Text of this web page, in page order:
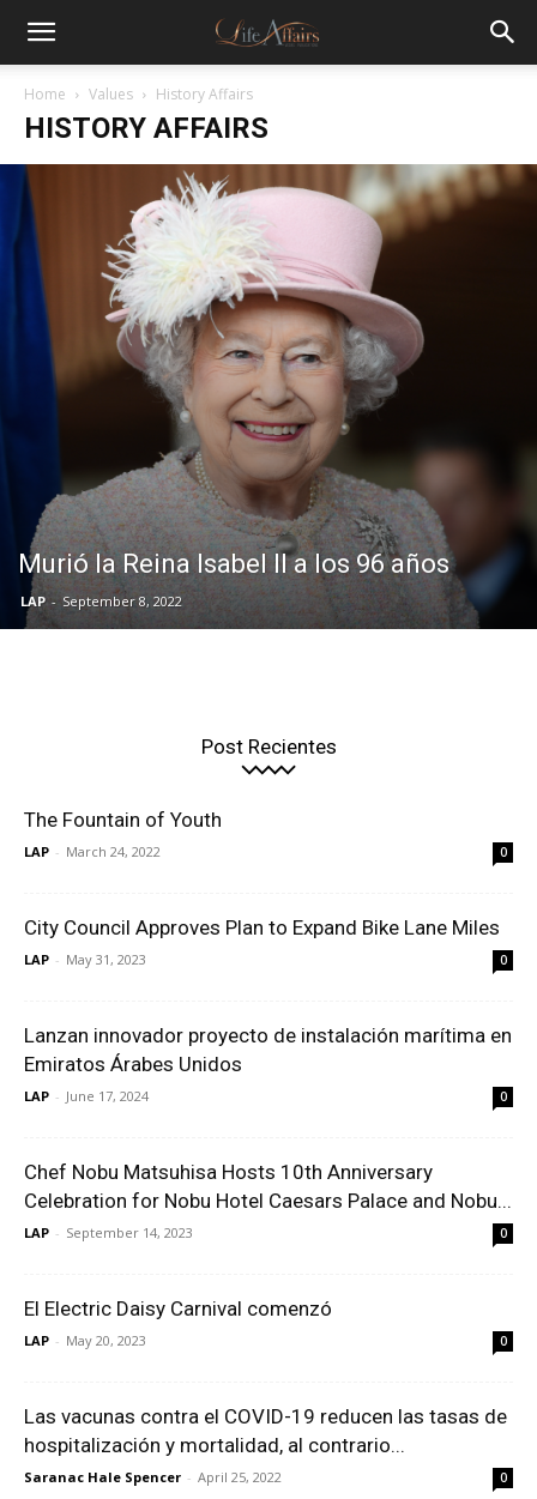
Home Values History Affairs
HISTORY AFFAIRS
Murió la Reina Isabel II a los 96 años
LAP - September 8, 2022
Post Recientes
The Fountain of Youth
LAP - March 24, 2022 0
City Council Approves Plan to Expand Bike Lane Miles
LAP - May 31, 2023 0
Lanzan innovador proyecto de instalación marítima en
Emiratos Árabes Unidos
LAP - June 17, 2024 0
Chef Nobu Matsuhisa Hosts 10th Anniversary
Celebration for Nobu Hotel Caesars Palace and Nobu...
LAP - September 14, 2023 0
El Electric Daisy Carnival comenzó
LAP - May 20, 2023 0
Las vacunas contra el COVID-19 reducen las tasas de
hospitalización y mortalidad, al contrario...
Saranac Hale Spencer - April 25, 2022 0